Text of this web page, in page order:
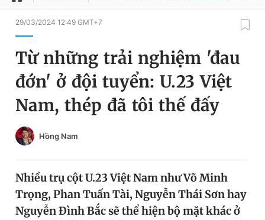
QUẢNG CÁO ĐẶT BÁO
Chuyên mục
Chuyên mục khác
Chào ngày mới
Tin thị trường
Video Magazine
Đổi mật khẩu
Tin đã lưu
Tin đã xem
29/03/2024 12:49 GMT+7
Từ những trải nghiệm 'đau
đớn' ở đội tuyển: U.23 Việt
Nam, thép đã tôi thế đấy
Hồng Nam
Nhiều trụ cột U.23 Việt Nam như Võ Minh
Trọng, Phan Tuấn Tài, Nguyễn Thái Sơn hay
Nguyễn Đình Bắc sẽ thể hiện bộ mặt khác ở